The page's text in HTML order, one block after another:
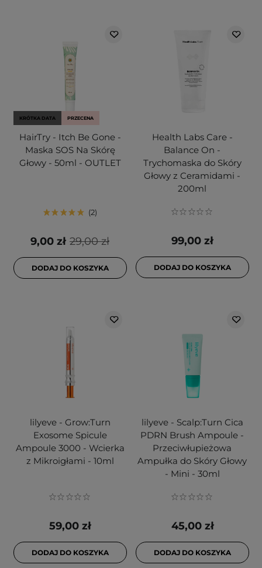
KRÓTKA DATA PRZECENA
HairTry - Itch Be Gone -
Maska SOS Na Skórę
Głowy - 50ml - OUTLET
2
29,00 zł
9,00 zł
DODAJ DO KOSZYKA
Health Labs Care -
Balance On -
Trychomaska do Skóry
Głowy z Ceramidami -
200ml
99,00 zł
DODAJ DO KOSZYKA
lilyeve - Grow:Turn
Exosome Spicule
Ampoule 3000 - Wcierka
z Mikroigłami - 10ml
59,00 zł
DODAJ DO KOSZYKA
lilyeve - Scalp:Turn Cica
PDRN Brush Ampoule -
Przeciwłupieżowa
Ampułka do Skóry Głowy
- Mini - 30ml
45,00 zł
DODAJ DO KOSZYKA